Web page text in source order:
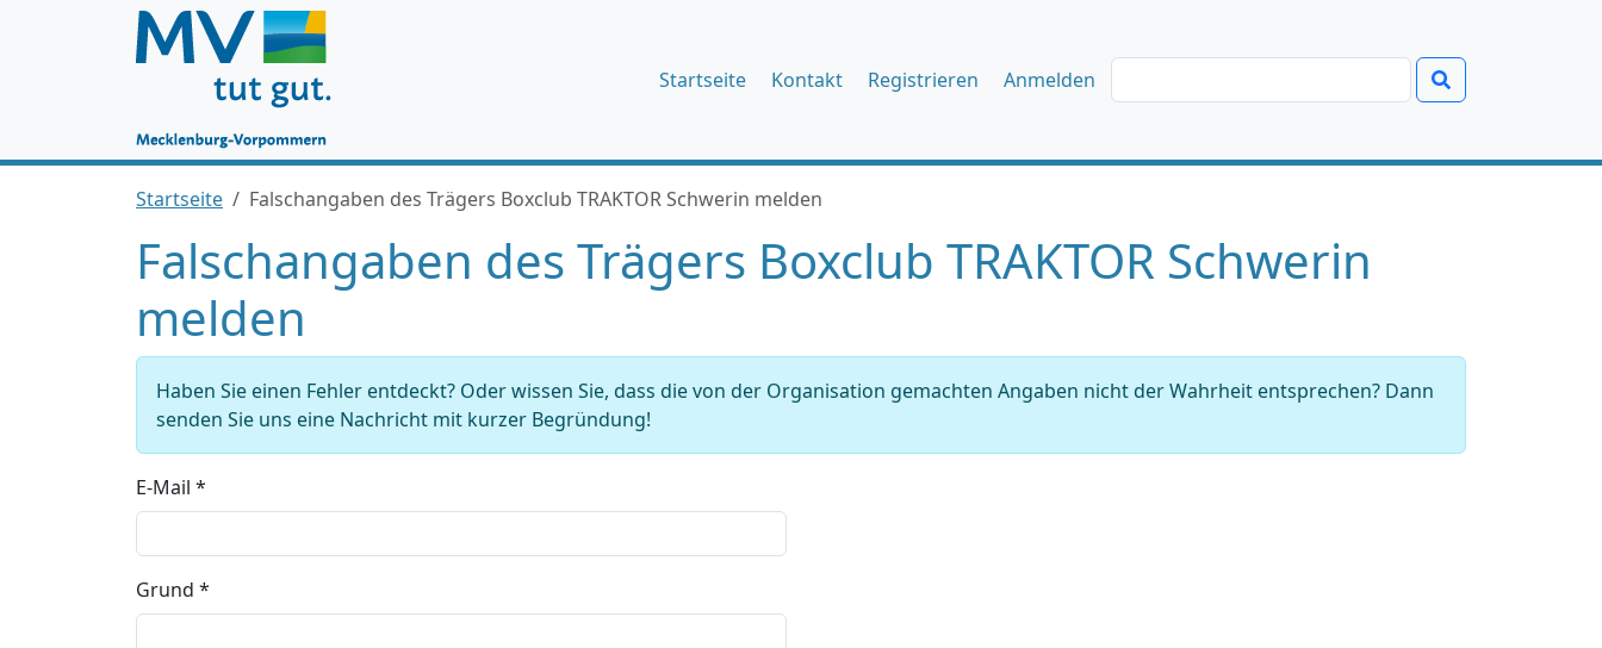
Startseite Kontakt Registrieren Anmelden
Startseite Falschangaben des Trägers Boxclub TRAKTOR Schwerin melden
Falschangaben des Trägers Boxclub TRAKTOR Schwerin
melden
Haben Sie einen Fehler entdeckt? Oder wissen Sie, dass die von der Organisation gemachten Angaben nicht der Wahrheit entsprechen? Dann
senden Sie uns eine Nachricht mit kurzer Begründung!
E-Mail *
Grund *